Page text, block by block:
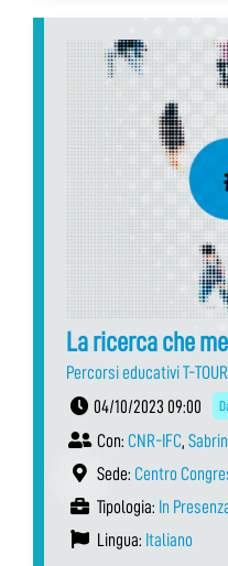
La ricerca che
Percorsi educativi T-TOUR
04/10/2023 09:00
Con: CNR-IFC,
Sede: Centro
Tipologia: In
Lingua: Italiano